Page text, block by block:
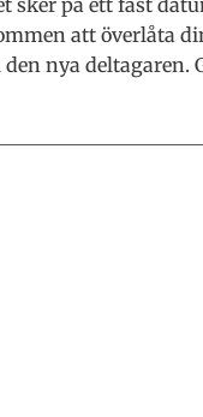
sker på ett fast
att överlåta
nya